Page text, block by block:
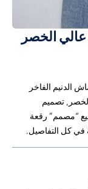
الخصر
الدنيم الفاخر
الخصر, تصميم
“مصمم” رقعة
في كل التفاصيل.